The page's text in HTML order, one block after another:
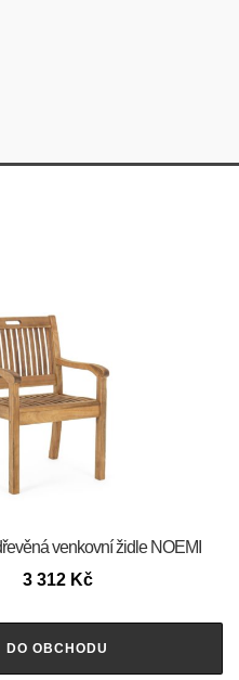
venkovní židle NOEMI
3 312 Kč
DO OBCHODU